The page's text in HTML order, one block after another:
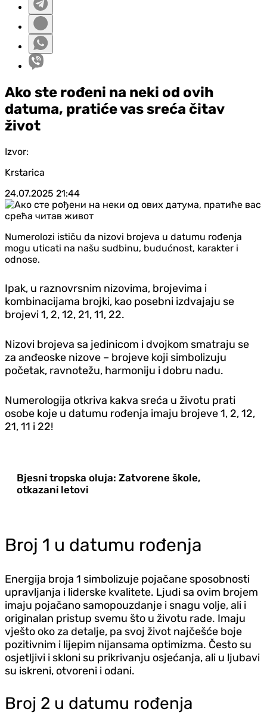
Ako ste rođeni na neki od ovih
datuma, pratiće vas sreća čitav
život
Izvor:
Krstarica
24.07.2025 21:44
Numerolozi ističu da nizovi brojeva u datumu rođenja
mogu uticati na našu sudbinu, budućnost, karakter i
odnose.
Ipak, u raznovrsnim nizovima, brojevima i
kombinacijama brojki, kao posebni izdvajaju se
brojevi 1, 2, 12, 21, 11, 22.
Nizovi brojeva sa jedinicom i dvojkom smatraju se
za anđeoske nizove – brojeve koji simbolizuju
početak, ravnotežu, harmoniju i dobru nadu.
Numerologija otkriva kakva sreća u životu prati
osobe koje u datumu rođenja imaju brojeve 1, 2, 12,
21, 11 i 22!
Bjesni tropska oluja: Zatvorene škole,
otkazani letovi
Broj 1 u datumu rođenja
Energija broja 1 simbolizuje pojačane sposobnosti
upravljanja i liderske kvalitete. Ljudi sa ovim brojem
imaju pojačano samopouzdanje i snagu volje, ali i
originalan pristup svemu što u životu rade. Imaju
vješto oko za detalje, pa svoj život najčešće boje
pozitivnim i lijepim nijansama optimizma. Često su
osjetljivi i skloni su prikrivanju osjećanja, ali u ljubavi
su iskreni, otvoreni i odani.
Broj 2 u datumu rođenja